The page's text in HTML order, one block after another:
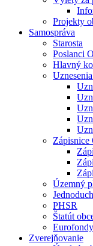
Projekty
Samospráva
Starosta
Poslanci
Hlavný
Zápisnice
Územný
PHSR
Štatút
Eurofondy
Zverejňovanie